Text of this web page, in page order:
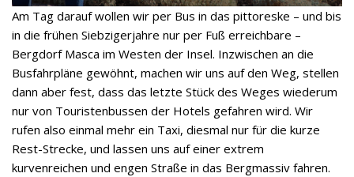
Am Tag darauf wollen wir per Bus in das pittoreske – und bis
in die frühen Siebzigerjahre nur per Fuß erreichbare –
Bergdorf Masca im Westen der Insel. Inzwischen an die
Busfahrpläne gewöhnt, machen wir uns auf den Weg, stellen
dann aber fest, dass das letzte Stück des Weges wiederum
nur von Touristenbussen der Hotels gefahren wird. Wir
rufen also einmal mehr ein Taxi, diesmal nur für die kurze
Rest-Strecke, und lassen uns auf einer extrem
kurvenreichen und engen Straße in das Bergmassiv fahren.